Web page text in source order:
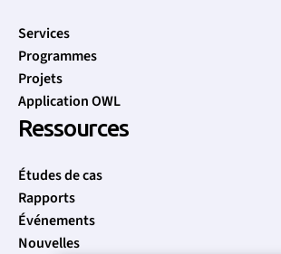
Services
Programmes
Projets
Application OWL
Ressources
Études de cas
Rapports
Événements
Nouvelles